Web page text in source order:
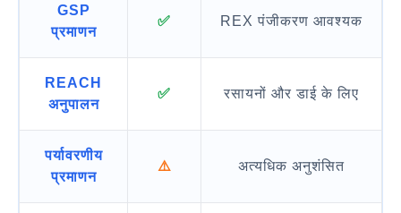
GSP
प्रमाणन
✅ REX पंजीकरण आवश्यक
REACH
अनुपालन
✅ रसायनों और डाई के लिए
पर्यावरणीय
प्रमाणन
⚠️ अत्यधिक अनुशंसित